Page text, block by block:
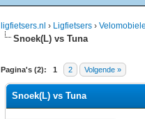
ligfietsers.nl › Ligfietsers ›
Snoek(L) vs Tuna
Pagina's (2): 1 2 Volgende »
0 stemmen - gemiddelde
1
2
3
4
5
Snoek(L) vs Tuna